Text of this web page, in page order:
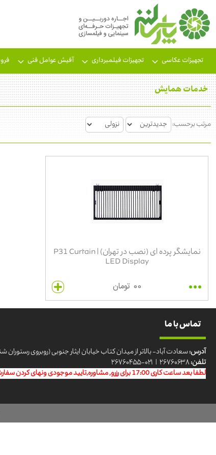
تجهیزات عکاسی تجهیزات فیلمبرداری آفیش عوامل فنی
خدمات همایش
مرتب برحسب:
نمایشگر پرده ای (نصب در تهران) | P31 Curtain
LED Display
00 تومان
تماس با ما
آدرس:سعادت آباد- بالاتر از میدان کتاب خیابان ایثار جنوبی (روبروی رستوران شنزار)
تلفن:۲۶۷۶۰۶۳۸ | ۰۲۱-۲۶۷۶۰۴۵۵
لطفا بعد ساعت کاری 17:00 برای رزرو, مشاوره,تایید موجودی ونهای کردن سفارش با شماره همراه: 09192181181 -09999901024تماس بگیرید